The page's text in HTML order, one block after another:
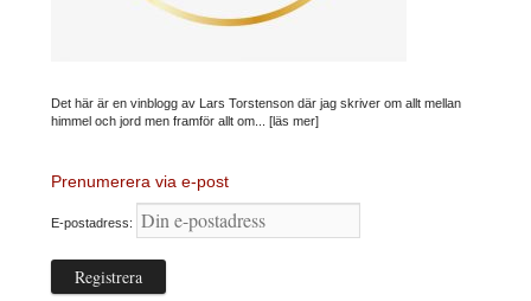
Det här är en vinblogg av Lars Torstenson där jag skriver om allt mellan
himmel och jord men framför allt om... [läs mer]
Prenumerera via e-post
E-postadress: